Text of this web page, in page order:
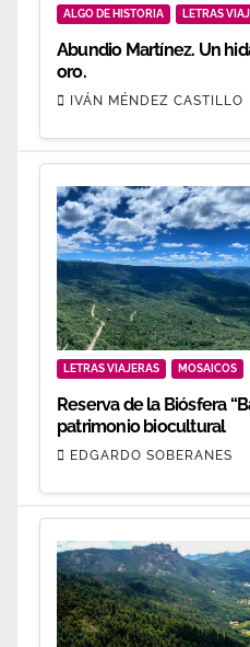
ALGO DE HISTORIA LETRAS
Abundio Martínez. Un
oro.
IVÁN MÉNDEZ CASTILLO
LETRAS VIAJERAS MOSAICOS
Reserva de la Biósfera
patrimonio biocultural
EDGARDO SOBERANES